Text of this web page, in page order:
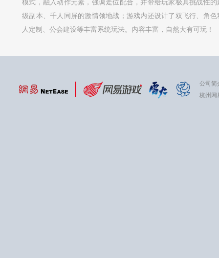
级副本、千人同屏的激情领地战；游戏内还设计了双飞行、角色
人定制、公会建设等丰富系统玩法。内容丰富，自然大有可玩！
公司简
杭州